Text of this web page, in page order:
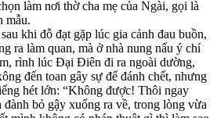
làm nơi thờ cha mẹ của Ngài, gọi là
mẫu.
khi đỗ đạt gặp lúc gia cảnh đau buồn,
ra làm quan, mà ở nhà nung nấu ý chí
rình lúc Đại Điên đi ra ngoài dường,
đến toan gây sự để đánh chết, nhưng
hét lớn: “Không được! Thôi ngay
bỏ gậy xuống ra về, trong lòng vừa